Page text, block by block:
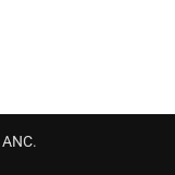
ANC.